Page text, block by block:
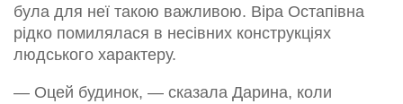
була для неї такою важливою. Віра Остапівна
рідко помилялася в несівних конструкціях
людського характеру.
— Оцей будинок, — сказала Дарина, коли